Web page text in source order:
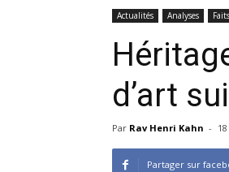
Actualités Analyses
d’art
Par Rav Henri Kahn -
Partager sur